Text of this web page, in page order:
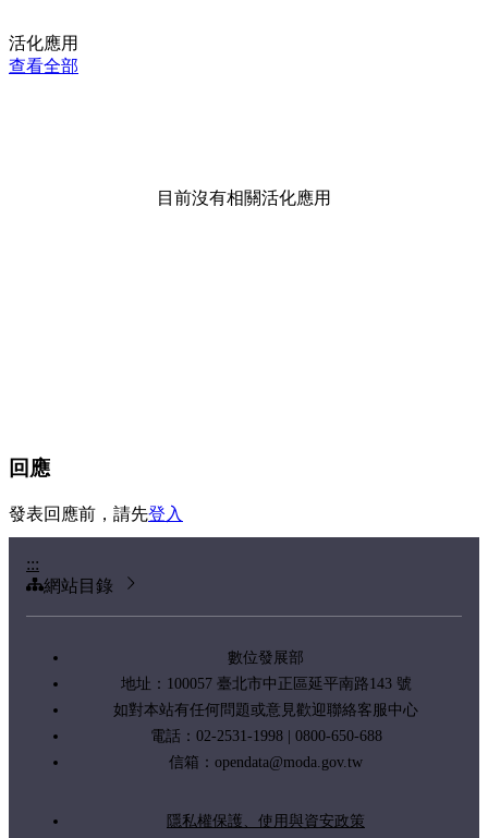
活化應用
查看全部
目前沒有相關活化應用
回應
發表回應前，請先登入
:::
網站目錄
數位發展部
地址：100057 臺北市中正區延平南路143 號
如對本站有任何問題或意見歡迎聯絡客服中心
電話：02-2531-1998 | 0800-650-688
信箱： opendata@moda.gov.tw
隱私權保護、使用與資安政策